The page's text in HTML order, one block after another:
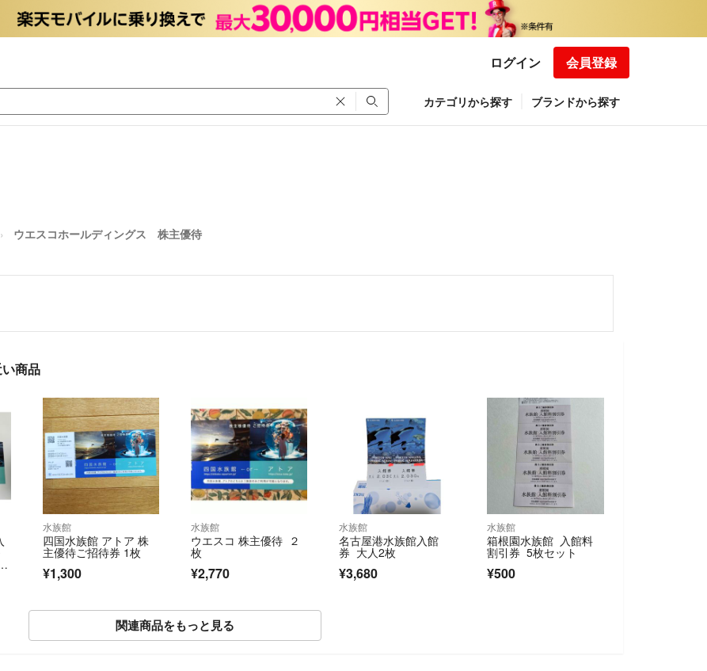
ログイン 会員登録
カテゴリから探す ブランドから探す
ウエスコホールディングス 株主優待
商品
水族館
四国水族館 アトア 株
主優待ご招待券 1枚
¥1,300
水族館
ウエスコ 株主優待 ２
枚
¥2,770
水族館
名古屋港水族館入館
券 大人2枚
¥3,680
水族館
箱根園水族館 入館料
割引券 5枚セット
¥500
関連商品をもっと見る